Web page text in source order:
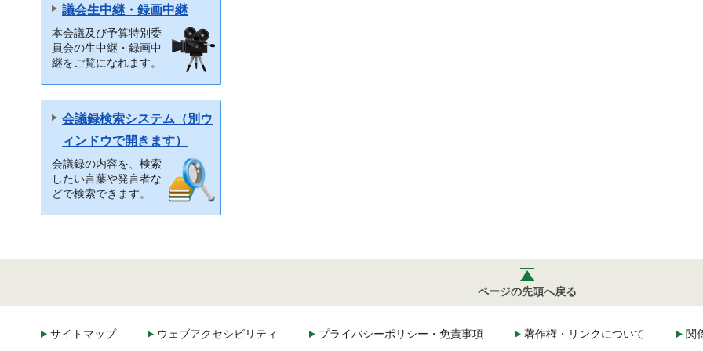
議会生中継・録画中継
本会議及び予算特別委
員会の生中継・録画中
継をご覧になれます。
会議録検索システム（別ウ
ィンドウで開きます）
会議録の内容を、検索
したい言葉や発言者な
どで検索できます。
ページの先頭へ戻る
サイトマップ ウェブアクセシビリティ プライバシーポリシー・免責事項 著作権・リンクについて 関